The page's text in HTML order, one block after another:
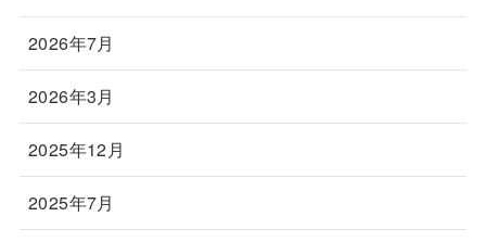
2026年7月
2026年3月
2025年12月
2025年7月